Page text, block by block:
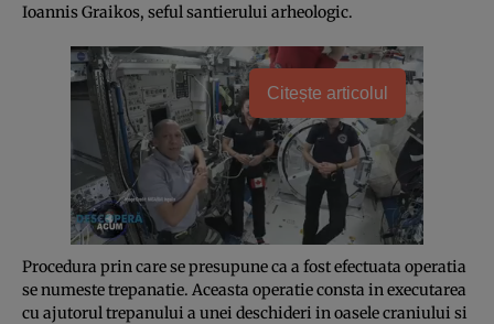
Ioannis Graikos, seful santierului arheologic.
Citește articolul
Procedura prin care se presupune ca a fost efectuata operatia
se numeste trepanatie. Aceasta operatie consta in executarea
cu ajutorul trepanului a unei deschideri in oasele craniului si